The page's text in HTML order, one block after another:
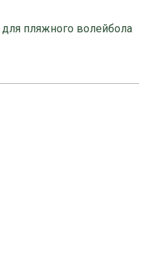
пляжного волейбола